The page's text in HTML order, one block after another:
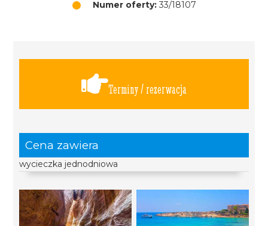
Numer oferty:33/18107
Terminy / rezerwacja
Cena zawiera
wycieczka jednodniowa